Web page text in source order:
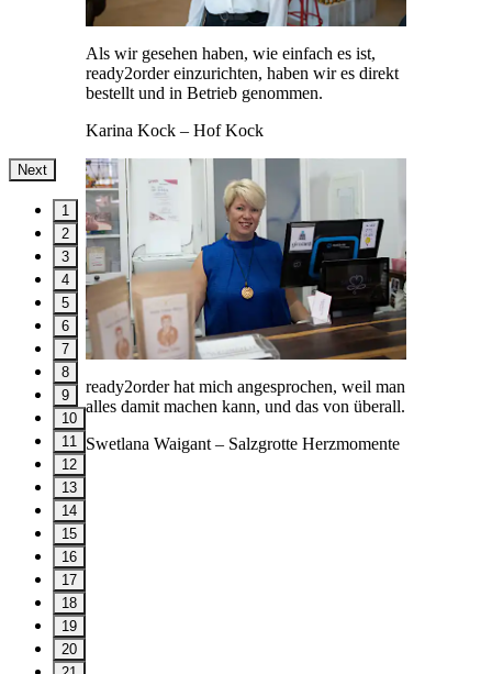
Als wir gesehen haben, wie einfach es ist,
ready2order einzurichten, haben wir es direkt
bestellt und in Betrieb genommen.
Karina Kock – Hof Kock
ready2order hat mich angesprochen, weil man
alles damit machen kann, und das von überall.
Swetlana Waigant – Salzgrotte Herzmomente
Next
1
2
3
4
5
6
7
8
9
10
11
12
13
14
15
16
17
18
19
20